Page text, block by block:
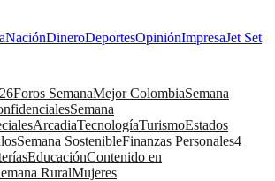
NaciónDineroDeportesOpiniónImpresaJet Set
Foros SemanaMejor ColombiaSemana
Semana
ArcadiaTecnologíaTurismoEstados
Semana SostenibleFinanzas Personales4
EducaciónContenido en
RuralMujeres